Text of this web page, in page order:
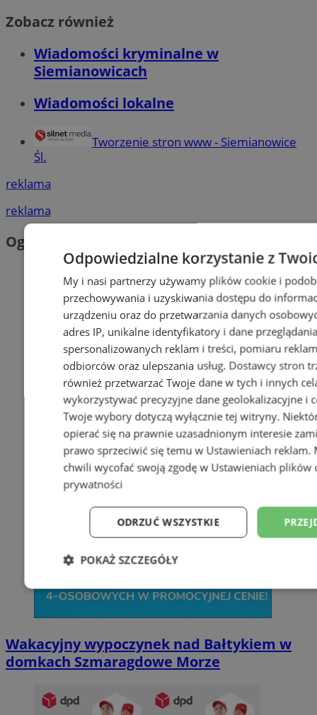
Zobacz również
Wiadomości kryminalne w
Siemianowicach
Wiadomości lokalne
Tworzenie stron www - Siemianowice
Śl.
reklama
reklama
Ogłoszenia
Wakacyjny wypoczynek nad Bałtykiem w
domkach Szmaragdowe Morze
Odpowiedzialne korzystanie z
My i nasi partnerzy używamy plików cookie i
przechowywania i uzyskiwania dostępu do
urządzeniu oraz do przetwarzania danych
adres IP, unikalne identyfikatory i dane
spersonalizowanych reklam i treści, pomiaru
odbiorców oraz ulepszania usług. Dostawcy stron
również przetwarzać Twoje dane w tych i innych
wykorzystywać precyzyjne dane geolokalizacyjne i
Twoje wybory dotyczą wyłącznie tej witryny.
opierać się na prawnie uzasadnionym interesie
prawo sprzeciwić się temu w Ustawieniach reklam.
chwili wycofać swoją zgodę w Ustawieniach plików
prywatności
ODRZUĆ WSZYSTKIE
POKAŻ SZCZEGÓŁY
Niezbędne Wydajność
Niesklasyfikowane